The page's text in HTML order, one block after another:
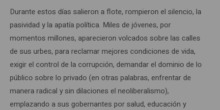
Durante estos días salieron a flote, rompieron el silencio, la
pasividad y la apatía política. Miles de jóvenes, por
momentos millones, aparecieron volcados sobre las calles
de sus urbes, para reclamar mejores condiciones de vida,
exigir el control de la corrupción, demandar el dominio de lo
público sobre lo privado (en otras palabras, enfrentar de
manera radical y sin dilaciones el neoliberalismo),
emplazando a sus gobernantes por salud, educación y